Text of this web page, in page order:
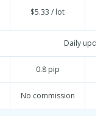
$5.33 / lot
Daily
0.8 pip
No commission